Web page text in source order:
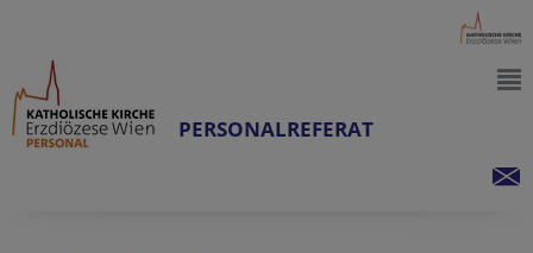
PERSONALREFERAT